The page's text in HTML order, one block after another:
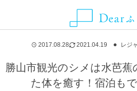
2017.08.28 2021.04.19 レジ
勝山市観光のシメは水芭蕉
た体を癒す！宿泊も
観光スポット
Dearふくいへの広告掲載について
SmartNews